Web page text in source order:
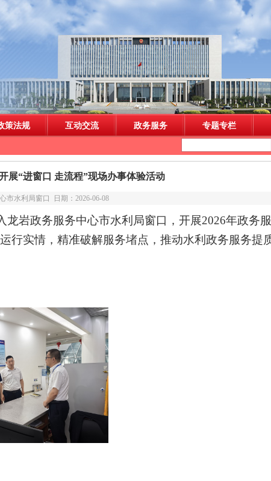
展“进窗口 走流程”现场办事体验活动
市水利局窗口 日期：2026-06-08
龙岩政务服务中心市水利 局窗口，开展2026年政务
行实情，精准破解服务堵点，推动水利政务服务提